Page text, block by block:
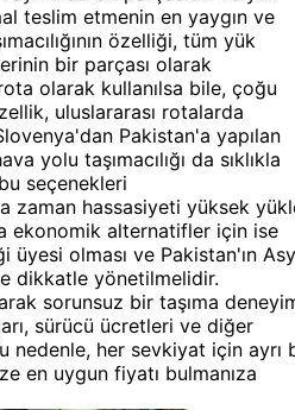
teslim etmenin en yaygın ve
özelliği, tüm yük
bir parçası olarak
olarak kullanılsa bile, çoğu
uluslararası rotalarda
Pakistan'a yapılan
yolu taşımacılığı da sıklıkla
seçenekleri
zaman hassasiyeti yüksek
ekonomik alternatifler için ise
üyesi olması ve Pakistan'ın
dikkatle yönetilmelidir.
sorunsuz bir taşıma
sürücü ücretleri ve diğer
her sevkiyat için ayrı
en uygun fiyatı bulmanıza